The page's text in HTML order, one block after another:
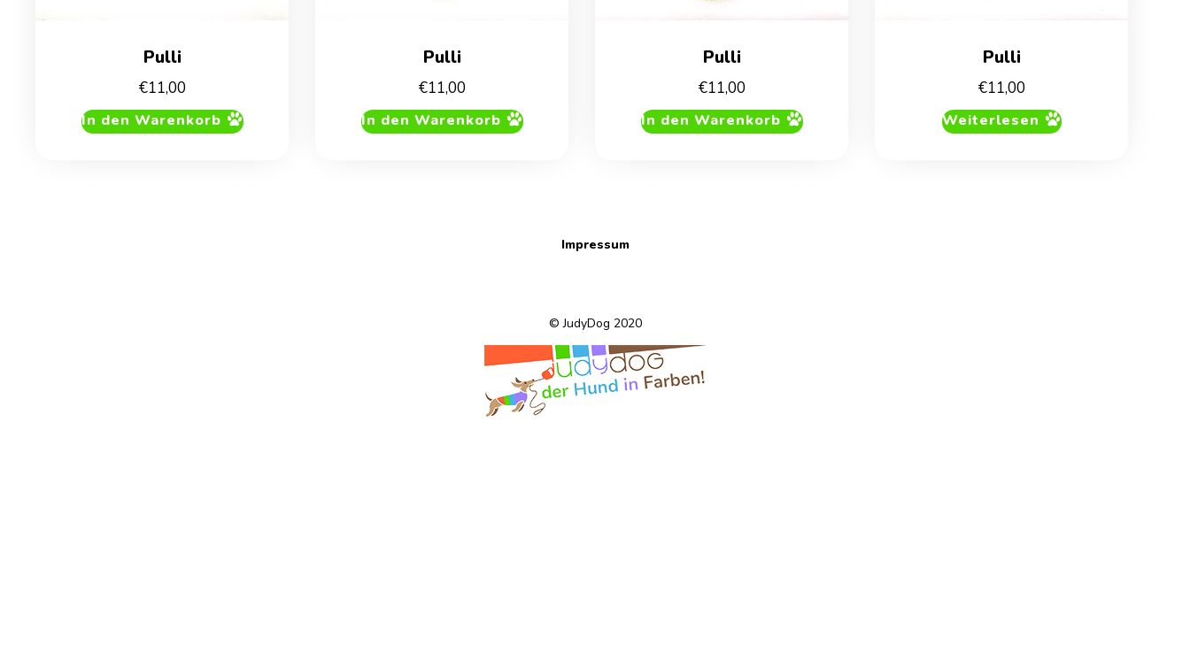
Pulli
€11,00
In den Warenkorb
Pulli
€11,00
In den Warenkorb
Pulli
€11,00
In den Warenkorb
Pulli
€11,00
Weiterlesen
Impressum
© JudyDog 2020